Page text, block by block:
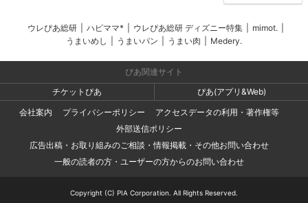
ウレぴあ総研 ハピママ* ウレぴあ総研 ディズニー特集 mimot.
うまいめし
うまいパン うまい肉 Medery.
ぴあ関連サイト
チケットぴあ
ぴあ(アプリ&Web)
会社案内
プライバシーポリシー
アクセスデータの利用・著作権等
外部送信ポリシー
広告出稿・お取り組みのご相談・情報掲載・その他お問い合わせ
一般の読者の方・ユーザーの方からのお問い合わせ
Copyright (C) PIA Corporation. All Rights Reserved.